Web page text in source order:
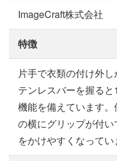
ImageCraft株式会社
特徴
片手で衣類の付け外
テンレスバーを握る
機能を備えています
の横にグリップが付
をかけやすくなってい